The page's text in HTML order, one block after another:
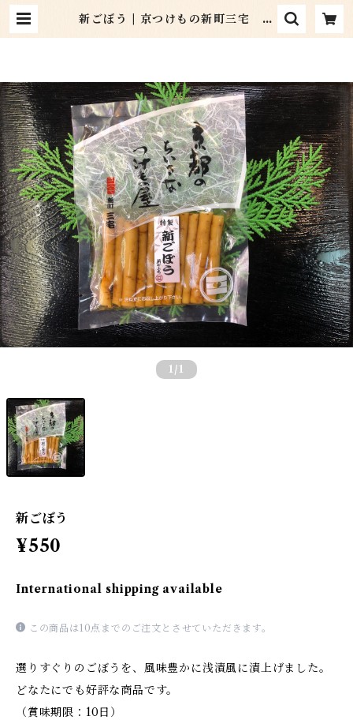
新ごぼう | 京つけもの新町三宅 オ
1 /1
新ごぼう
¥550
International shipping available
この商品は10点までのご注文とさせていただきます。
選りすぐりのごぼうを、風味豊かに浅漬風に漬上げました。
どなたにでも好評な商品です。
（賞味期限：10日）